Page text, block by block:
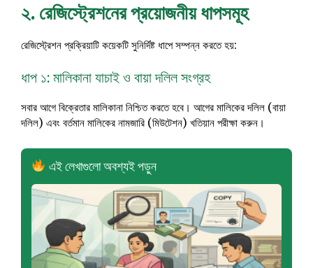
২. রেজিস্ট্রেশনের প্রয়োজনীয় ধাপসমূহ
রেজিস্ট্রেশন প্রক্রিয়াটি কয়েকটি সুনির্দিষ্ট ধাপে সম্পন্ন করতে হয়:
ধাপ ১: মালিকানা যাচাই ও বায়া দলিল সংগ্রহ
সবার আগে বিক্রেতার মালিকানা নিশ্চিত করতে হবে। আগের মালিকের দলিল (বায়া
দলিল) এবং বর্তমান মালিকের নামজারি (মিউটেশন) খতিয়ান পরীক্ষা করুন।
এই লেখাগুলো অবশ্যই পড়ুন